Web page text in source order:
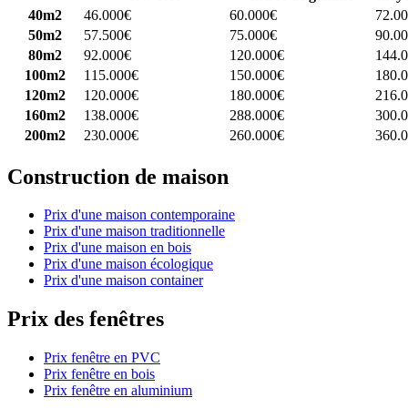
40m2
46.000€ 60.000€
50m2
57.500€ 75.000€
80m2
92.000€ 120.000€
100m2
115.000€ 150.000€
120m2
120.000€ 180.000€
160m2
138.000€ 288.000€
200m2
230.000€ 260.000€
Construction de maison
Prix d'une maison contemporaine
Prix d'une maison traditionnelle
Prix d'une maison en bois
Prix d'une maison écologique
Prix d'une maison container
Prix des fenêtres
Prix fenêtre en PVC
Prix fenêtre en bois
Prix fenêtre en aluminium